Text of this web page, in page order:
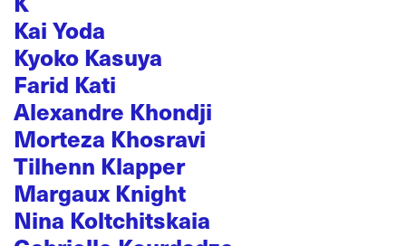
Kai Yoda
Kyoko Kasuya
Farid Kati
Alexandre Khondji
Morteza Khosravi
Tilhenn Klapper
Margaux Knight
Nina Koltchitskaia